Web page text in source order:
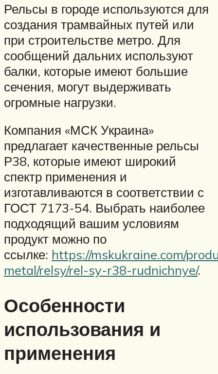
Рельсы в городе используются для
создания трамвайных путей или
при строительстве метро. Для
сообщений дальних используют
балки, которые имеют большие
сечения, могут выдерживать
огромные нагрузки.
Компания «МСК Украина»
предлагает качественные рельсы
Р38, которые имеют широкий
спектр применения и
изготавливаются в соответствии с
ГОСТ 7173-54. Выбрать наиболее
подходящий вашим условиям
продукт можно по
ссылке: https://mskukraine.com/
metal/relsy/rel-sy-r38-rudnichnye/.
Особенности
использования и
применения